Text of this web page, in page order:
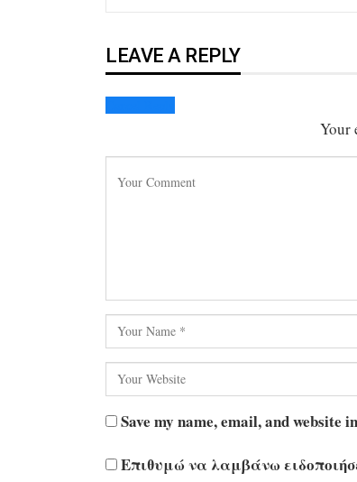
LEAVE A REPLY
Your
Save my name, email, and
Επιθυμώ να λαμβάνω